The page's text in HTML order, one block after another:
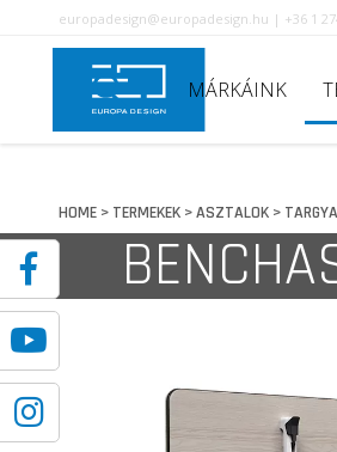
europadesign@europadesign.hu | +36 1
MÁRKÁINK
HOME> TERMEKEK>ASZTALOK>